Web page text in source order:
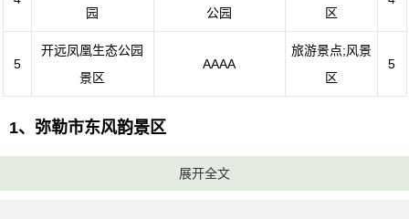
园
公园
区
5
开远凤凰生态公园
景区
AAAA
旅游景点;风景
区
5
1、弥勒市东风韵景区
展开全文